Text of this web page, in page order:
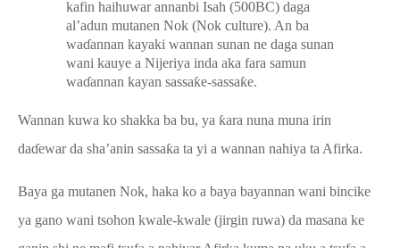
kafin haihuwar annanbi Isah (500BC) daga
al’adun mutanen Nok (Nok culture). An ba
waɗannan kayaki wannan sunan ne daga sunan
wani kauye a Nijeriya inda aka fara samun
waɗannan kayan sassaƙe-sassaƙe.
Wannan kuwa ko shakka ba bu, ya ƙara nuna muna irin
daɗewar da sha’anin sassaƙa ta yi a wannan nahiya ta Afirka.
Baya ga mutanen Nok, haka ko a baya bayannan wani bincike
ya gano wani tsohon kwale-kwale (jirgin ruwa) da masana ke